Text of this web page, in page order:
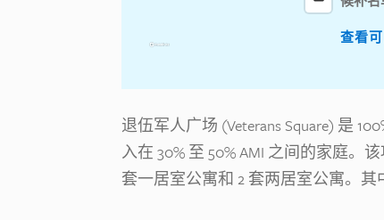
查看
退伍军人广场 (Veterans Square) 是
入在 30% 至 50% AMI 之间的家庭。
套一居室公寓和 2 套两居室公寓。